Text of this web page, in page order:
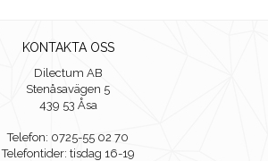
KONTAKTA OSS
Dilectum AB
Stenåsavägen 5
439 53 Åsa
Telefon: 0725-55 02 70
Telefontider: tisdag 16-19